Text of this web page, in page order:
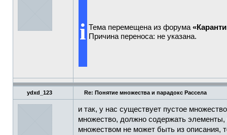
i Тема перемещена из форума
Причина переноса: не указана.
ydxd_123 Re: Понятие множества и парадокс Рассела
и так, у нас существует пустое
множество, должно содержать
множеством не может быть из описания,